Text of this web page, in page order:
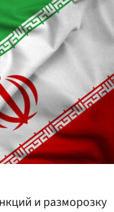
и разморозку